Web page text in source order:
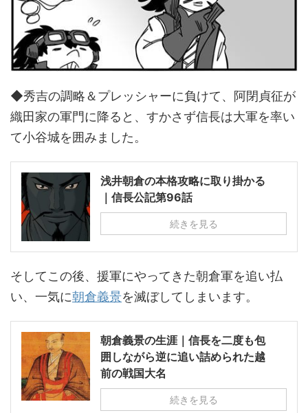
◆秀吉の調略＆プレッシャーに負けて、阿閉貞征が
織田家の軍門に降ると、すかさず信長は大軍を率い
て小谷城を囲みました。
浅井朝倉の本格攻略に取り掛かる
｜信長公記第96話
続きを見る
そしてこの後、援軍にやってきた朝倉軍を追い払
い、一気に朝倉義景を滅ぼしてしまいます。
朝倉義景の生涯｜信長を二度も包
囲しながら逆に追い詰められた越
前の戦国大名
続きを見る